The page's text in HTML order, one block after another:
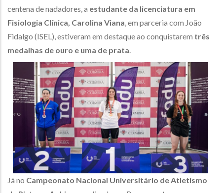
centena de nadadores, a estudante da licenciatura em
Fisiologia Clínica, Carolina Viana , em parceria com João
Fidalgo (ISEL), estiveram em destaque ao conquistarem três
medalhas de ouro e uma de prata
Já no Campeonato Nacional Universitário de Atletismo